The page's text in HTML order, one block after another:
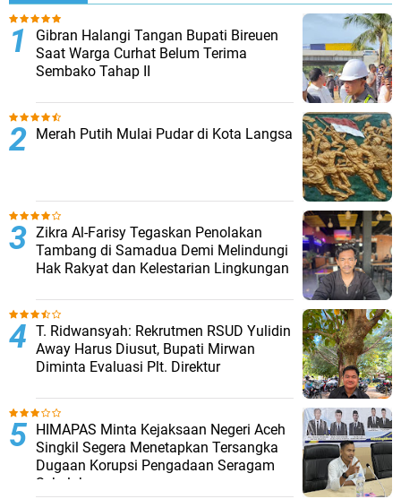
Gibran Halangi Tangan Bupati Bireuen
Saat Warga Curhat Belum Terima
Sembako Tahap II
Merah Putih Mulai Pudar di Kota Langsa
Zikra Al-Farisy Tegaskan Penolakan
Tambang di Samadua Demi Melindungi
Hak Rakyat dan Kelestarian Lingkungan
T. Ridwansyah: Rekrutmen RSUD Yulidin
Away Harus Diusut, Bupati Mirwan
Diminta Evaluasi Plt. Direktur
HIMAPAS Minta Kejaksaan Negeri Aceh
Singkil Segera Menetapkan Tersangka
Dugaan Korupsi Pengadaan Seragam
Sekolah